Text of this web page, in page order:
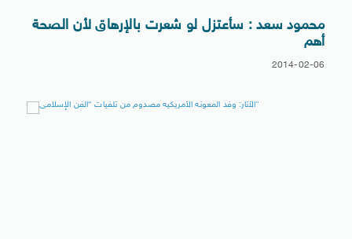
محمود سعد : سأعتزل لو شعرت بالإرهاق لأن الصحة
أهم
2014-02-06